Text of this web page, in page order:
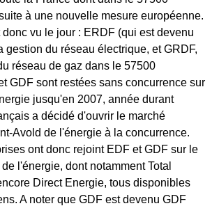
à une nouvelle mesure européenne.
vu le jour : ERDF (qui est devenu
gestion du réseau électrique, et GRDF,
réseau de gaz dans le 57500
GDF sont restées sans concurrence sur
jusqu'en 2007, année durant
a décidé d'ouvrir le marché
Avold de l'énergie à la concurrence.
ont donc rejoint EDF et GDF sur le
l'énergie, dont notamment Total
Direct Energie, tous disponibles
A noter que GDF est devenu GDF